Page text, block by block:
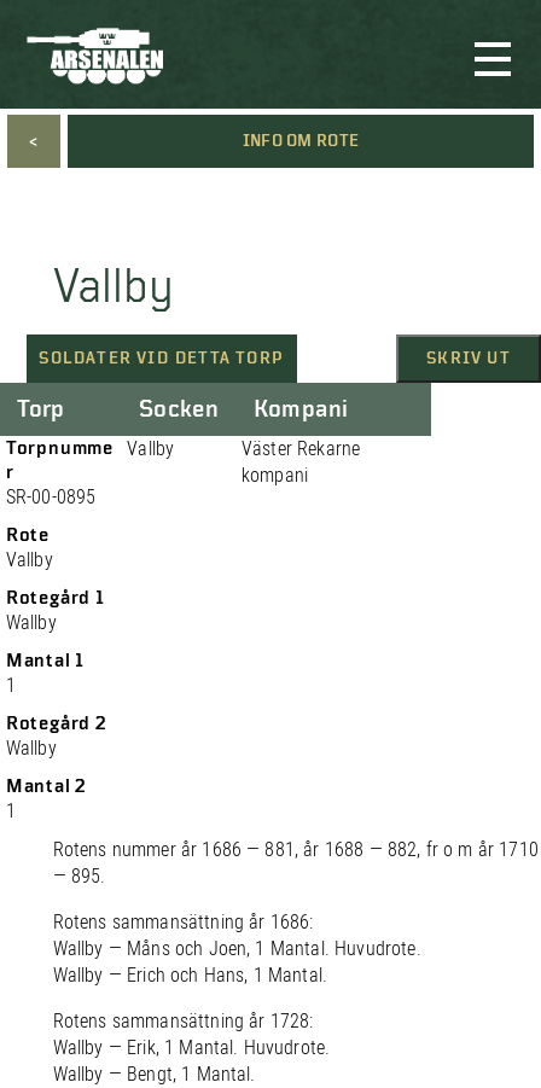
< INFO OM ROTE
Vallby
SOLDATER VID DETTA TORP SKRIV UT
Torp
Torpnumme
r
SR-00-0895
Rote
Vallby
Rotegård 1
Wallby
Mantal 1
1
Rotegård 2
Wallby
Mantal 2
1
Socken
Vallby
Kompani
Väster Rekarne
kompani
Rotens nummer år 1686 — 881, år 1688 — 882, fr o m år 1710
— 895.
Rotens sammansättning år 1686:
Wallby — Måns och Joen, 1 Mantal. Huvudrote.
Wallby — Erich och Hans, 1 Mantal.
Rotens sammansättning år 1728:
Wallby — Erik, 1 Mantal. Huvudrote.
Wallby — Bengt, 1 Mantal.